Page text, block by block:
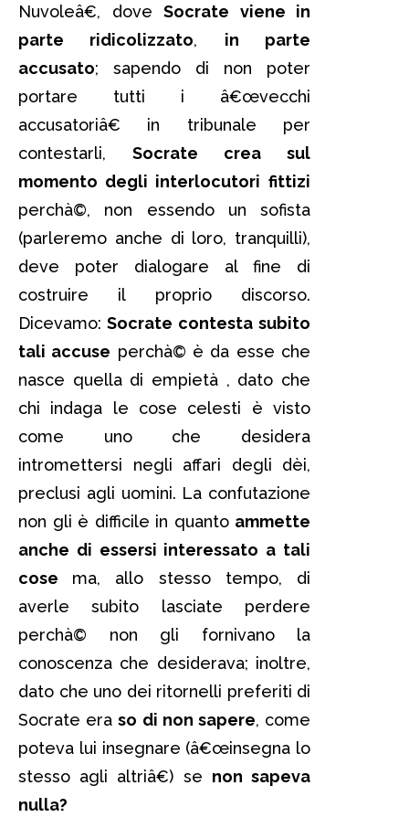
Nuvoleâ€, dove Socrate viene in
parte ridicolizzato, in parte
accusato; sapendo di non poter
portare tutti i â€œvecchi
accusatoriâ€ in tribunale per
contestarli, Socrate crea sul
momento degli interlocutori fittizi
perchà©, non essendo un sofista
(parleremo anche di loro, tranquilli),
deve poter dialogare al fine di
costruire il proprio discorso.
Dicevamo: Socrate contesta subito
tali accuse perchà© è da esse che
nasce quella di empietà , dato che
chi indaga le cose celesti è visto
come uno che desidera
intromettersi negli affari degli dèi,
preclusi agli uomini. La confutazione
non gli è difficile in quanto ammette
anche di essersi interessato a tali
cose ma, allo stesso tempo, di
averle subito lasciate perdere
perchà© non gli fornivano la
conoscenza che desiderava; inoltre,
dato che uno dei ritornelli preferiti di
Socrate eraso di non sapere, come
poteva lui insegnare (â€œinsegna lo
stesso agli altriâ€) se non sapeva
nulla?